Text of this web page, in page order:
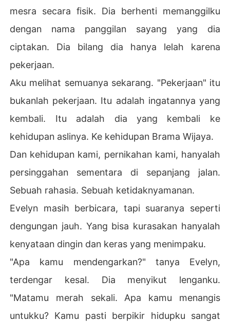
mesra secara fisik. Dia berhenti memanggilku
dengan nama panggilan sayang yang dia
ciptakan. Dia bilang dia hanya lelah karena
pekerjaan.
Aku melihat semuanya sekarang. "Pekerjaan" itu
bukanlah pekerjaan. Itu adalah ingatannya yang
kembali. Itu adalah dia yang kembali ke
kehidupan aslinya. Ke kehidupan Brama Wijaya.
Dan kehidupan kami, pernikahan kami, hanyalah
persinggahan sementara di sepanjang jalan.
Sebuah rahasia. Sebuah ketidaknyamanan.
Evelyn masih berbicara, tapi suaranya seperti
dengungan jauh. Yang bisa kurasakan hanyalah
kenyataan dingin dan keras yang menimpaku.
"Apa kamu mendengarkan?" tanya Evelyn,
terdengar kesal. Dia menyikut lenganku.
"Matamu merah sekali. Apa kamu menangis
untukku? Kamu pasti berpikir hidupku sangat